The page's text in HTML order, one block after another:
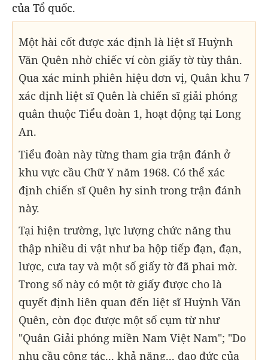
của Tổ quốc.
Một hài cốt được xác định là liệt sĩ Huỳnh
Văn Quên nhờ chiếc ví còn giấy tờ tùy thân.
Qua xác minh phiên hiệu đơn vị, Quân khu 7
xác định liệt sĩ Quên là chiến sĩ giải phóng
quân thuộc Tiểu đoàn 1, hoạt động tại Long
An.
Tiểu đoàn này từng tham gia trận đánh ở
khu vực cầu Chữ Y năm 1968. Có thể xác
định chiến sĩ Quên hy sinh trong trận đánh
này.
Tại hiện trường, lực lượng chức năng thu
thập nhiều di vật như ba hộp tiếp đạn, đạn,
lược, cưa tay và một số giấy tờ đã phai mờ.
Trong số này có một tờ giấy được cho là
quyết định liên quan đến liệt sĩ Huỳnh Văn
Quên, còn đọc được một số cụm từ như
"Quân Giải phóng miền Nam Việt Nam"; "Do
nhu cầu công tác... khả năng... đạo đức của